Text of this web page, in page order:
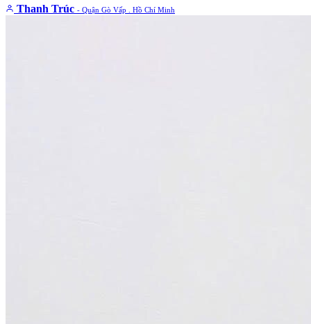
Thanh Trúc - Quận Gò Vấp . Hồ Chí Minh